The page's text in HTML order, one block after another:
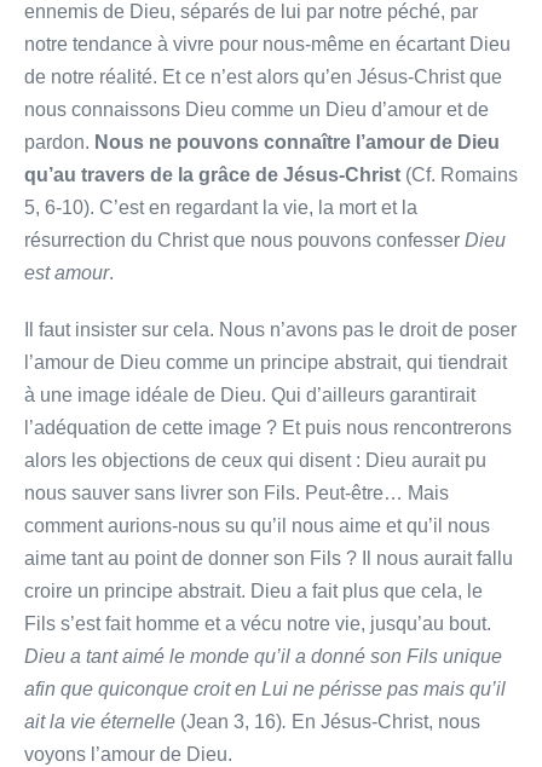
ennemis de Dieu, séparés de lui par notre péché, par
notre tendance à vivre pour nous-même en écartant Dieu
de notre réalité. Et ce n’est alors qu’en Jésus-Christ que
nous connaissons Dieu comme un Dieu d’amour et de
pardon. Nous ne pouvons connaître l’amour de Dieu
qu’au travers de la grâce de Jésus-Christ (Cf. Romains
5, 6-10). C’est en regardant la vie, la mort et la
résurrection du Christ que nous pouvons confesser Dieu
est amour.
Il faut insister sur cela. Nous n’avons pas le droit de poser
l’amour de Dieu comme un principe abstrait, qui tiendrait
à une image idéale de Dieu. Qui d’ailleurs garantirait
l’adéquation de cette image ? Et puis nous rencontrerons
alors les objections de ceux qui disent : Dieu aurait pu
nous sauver sans livrer son Fils. Peut-être… Mais
comment aurions-nous su qu’il nous aime et qu’il nous
aime tant au point de donner son Fils ? Il nous aurait fallu
croire un principe abstrait. Dieu a fait plus que cela, le
Fils s’est fait homme et a vécu notre vie, jusqu’au bout.
Dieu a tant aimé le monde qu’il a donné son Fils unique
afin que quiconque croit en Lui ne périsse pas mais qu’il
ait la vie éternelle (Jean 3, 16). En Jésus-Christ, nous
voyons l’amour de Dieu.